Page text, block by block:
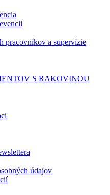
pracovníkov a supervízie
S RAKOVINOU
údajov